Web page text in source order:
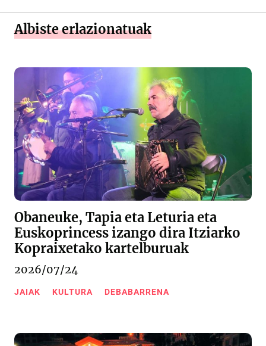
Albiste erlazionatuak
Obaneuke, Tapia eta Leturia eta
Euskoprincess izango dira Itziarko
Kopraixetako kartelburuak
2026/07/24
JAIAK KULTURA DEBABARRENA